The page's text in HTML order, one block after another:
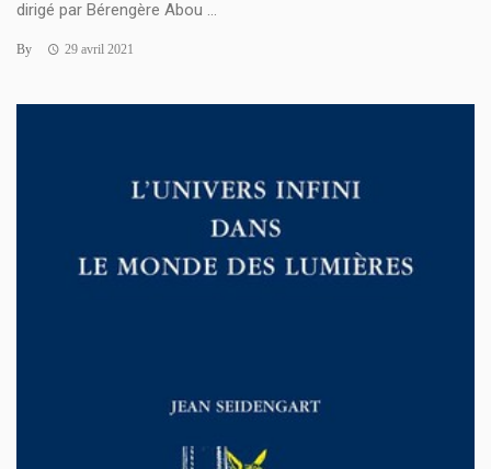
dirigé par Bérengère Abou ...
By 29 avril 2021